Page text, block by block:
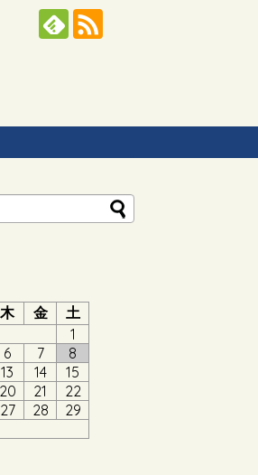
木 金
土
1
6 7
8
13 14
15
20 21
22
27 28
29